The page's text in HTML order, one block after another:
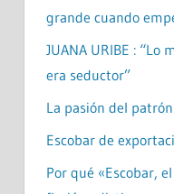
grande cuando
JUANA URIBE : “Lo
era seductor”
La pasión del patrón
Escobar de
Por qué «Escobar,